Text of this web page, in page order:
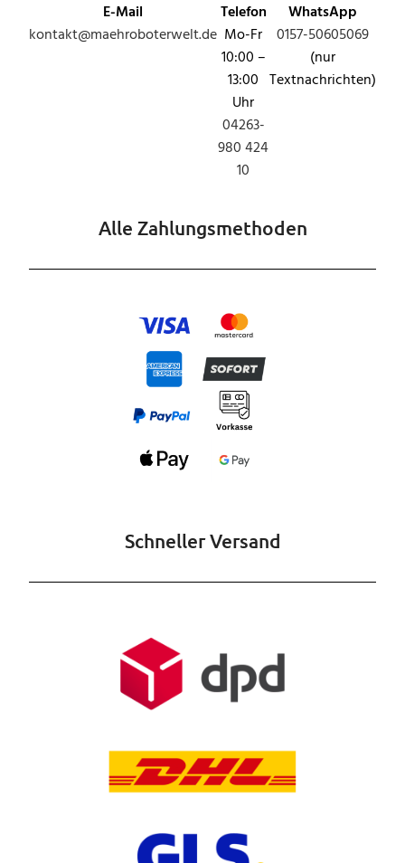
E-Mail
kontakt@maehroboterwelt.de
Telefon
Mo-Fr
10:00 –
13:00
Uhr
04263-
980 424
10
WhatsApp
0157-50605069
(nur
Textnachrichten)
Alle Zahlungsmethoden
Schneller Versand